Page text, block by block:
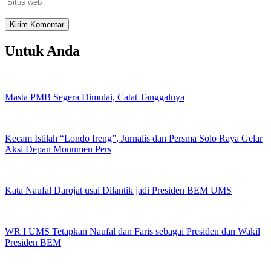
Untuk Anda
Masta PMB Segera Dimulai, Catat Tanggalnya
Kecam Istilah “Londo Ireng”, Jurnalis dan Persma Solo Raya Gelar
Aksi Depan Monumen Pers
Kata Naufal Darojat usai Dilantik jadi Presiden BEM UMS
WR I UMS Tetapkan Naufal dan Faris sebagai Presiden dan Wakil
Presiden BEM